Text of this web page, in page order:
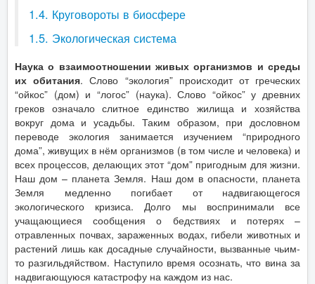
1.4. Круговороты в биосфере
1.5. Экологическая система
Наука о взаимоотношении живых организмов и среды
их обитания. Слово “экология” происходит от греческих
“ойкос” (дом) и “логос” (наука). Слово “ойкос” у древних
греков означало слитное единство жилища и хозяйства
вокруг дома и усадьбы. Таким образом, при дословном
переводе экология занимается изучением “природного
дома”, живущих в нём организмов (в том числе и человека) и
всех процессов, делающих этот “дом” пригодным для жизни.
Наш дом – планета Земля. Наш дом в опасности, планета
Земля медленно погибает от надвигающегося
экологического кризиса. Долго мы воспринимали все
учащающиеся сообщения о бедствиях и потерях –
отравленных почвах, зараженных водах, гибели животных и
растений лишь как досадные случайности, вызванные чьим-
то разгильдяйством. Наступило время осознать, что вина за
надвигающуюся катастрофу на каждом из нас.